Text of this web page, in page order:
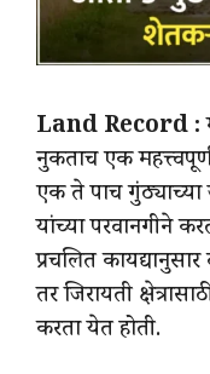
Land Record :
नुकताच एक
एक ते पाच गुंठ्याच्या
यांच्या परवानगीने
प्रचलित
तर जिरायती
करता येत होती.